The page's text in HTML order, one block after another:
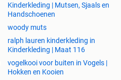
Kinderkleding | Mutsen, Sjaals en
Handschoenen
woody muts
ralph lauren kinderkleding in
Kinderkleding | Maat 116
vogelkooi voor buiten in Vogels |
Hokken en Kooien